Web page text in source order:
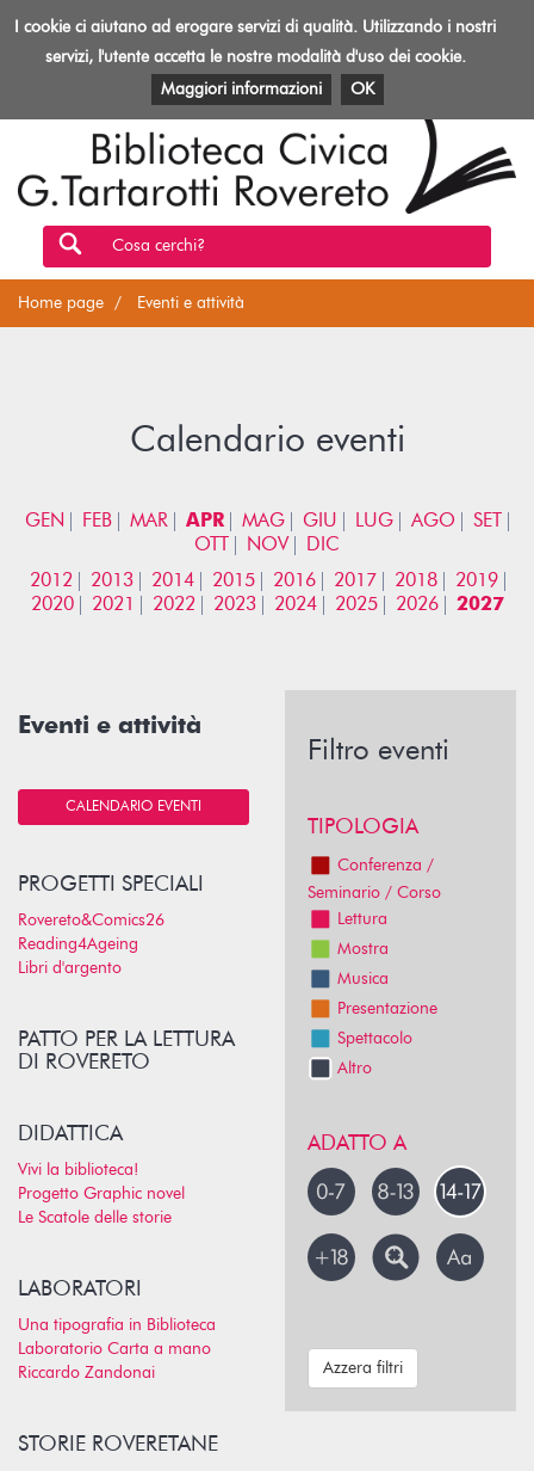
Toggle
Biblioteca
Rovereto
EVENTI E ATTIVITÀ PATRIMONIO E RISORSE
Cosa cerchi?
Home page Eventi e attività
Calendario eventi
GEN FEB MAR APR MAG GIU LUG AGO
SET
OTT
NOV
DIC
2012
2013 2014 2015 2016 2017 2018
2019
2020
2021 2022 2023 2024 2025 2026 2027
Eventi e attività
CALENDARIO EVENTI
PROGETTI SPECIALI
Rovereto&Comics26
Reading4Ageing
Libri d'argento
PATTO PER LA LETTURA
DI ROVERETO
DIDATTICA
Vivi la biblioteca!
Progetto Graphic novel
Le Scatole delle storie
LABORATORI
Una tipografia in Biblioteca
Laboratorio Carta a mano
Riccardo Zandonai
STORIE ROVERETANE
Filtro eventi
TIPOLOGIA
Conferenza /
Seminario / Corso
Lettura
Mostra
Musica
Presentazione
Spettacolo
Altro
ADATTO A
Azzera filtri
I cookie ci aiutano ad erogare servizi di qualità. Utilizzando i nostri
servizi, l'utente accetta le nostre modalità d'uso dei cookie.
Maggiori informazioni
OK